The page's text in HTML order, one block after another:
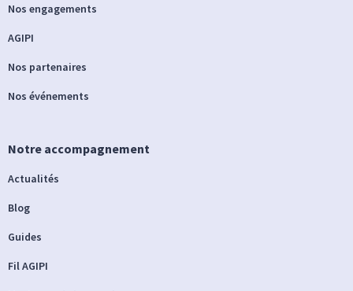
Nos engagements
AGIPI
Nos partenaires
Nos événements
Notre accompagnement
Actualités
Blog
Guides
Fil AGIPI